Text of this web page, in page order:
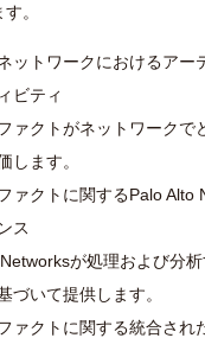
。
ットワークにおけるアー
ビティ
ァクトがネットワークで
します。
ァクトに関するPalo Alto
ス
が処理および分
づいて提供します。
ァクトに関する統合され